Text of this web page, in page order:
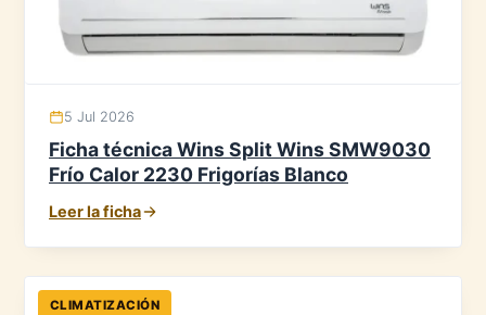
5 Jul 2026
Ficha técnica Wins Split Wins SMW9030
Frío Calor 2230 Frigorías Blanco
Leer la ficha
CLIMATIZACIÓN